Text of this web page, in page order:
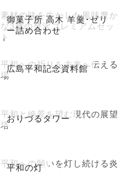
御菓子所 高木 羊羹･ゼリ
ー詰め合わせ
素材の味を生かした風味豊か
な3種の贅沢プレミアムセッ
ト
広島平和記念資料館
平和への祈りを未来へ伝える
場
おりづるタワー
平和と絶景を望む現代の展望
塔
平和の灯
平和への願いを灯し続ける炎